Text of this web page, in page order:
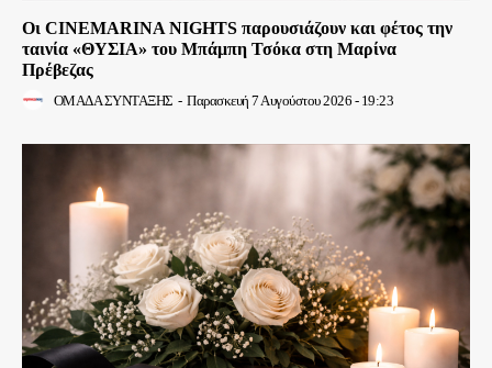
Οι CINEMARINA NIGHTS παρουσιάζουν και φέτος την
ταινία «ΘΥΣΙΑ» του Μπάμπη Τσόκα στη Μαρίνα
Πρέβεζας
ΟΜΑΔΑ ΣΥΝΤΑΞΗΣ - Παρασκευή 7 Αυγούστου 2026 - 19:23